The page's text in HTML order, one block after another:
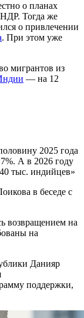
о планах
Тогда же
о привлечении
. При этом уже
мигрантов из
— на 12
2025 года
А в 2026 году
тыс. индийцев»
в беседе с
возвращением на
на
Данияр
поддержки,